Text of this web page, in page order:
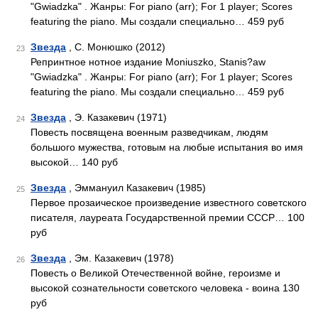
"Gwiadzka" . Жанры: For piano (arr); For 1 player; Scores
featuring the piano. Мы создали специально… 459 руб
23 Звезда , С. Монюшко (2012)
Репринтное нотное издание Moniuszko, Stanis?aw
"Gwiadzka" . Жанры: For piano (arr); For 1 player; Scores
featuring the piano. Мы создали специально… 459 руб
24 Звезда , Э. Казакевич (1971)
Повесть посвящена военным разведчикам, людям
большого мужества, готовым на любые испытания во имя
высокой… 140 руб
25 Звезда , Эммануил Казакевич (1985)
Первое прозаическое произведение известного советского
писателя, лауреата Государственной премии СССР… 100
руб
26 Звезда , Эм. Казакевич (1978)
Повесть о Великой Отечественной войне, героизме и
высокой сознательности советского человека - воина 130
руб